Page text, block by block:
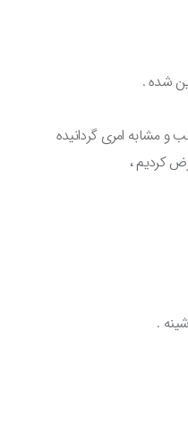
شده .
و مشابه امری گردانیده
کردیم ،